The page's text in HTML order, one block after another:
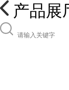
产品展